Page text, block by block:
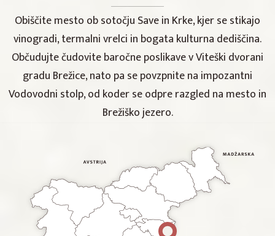
Obiščite mesto ob sotočju Save in Krke, kjer se stikajo
vinogradi, termalni vrelci in bogata kulturna dediščina.
Občudujte čudovite baročne poslikave v Viteški dvorani
gradu Brežice, nato pa se povzpnite na impozantni
Vodovodni stolp, od koder se odpre razgled na mesto in
Brežiško jezero.